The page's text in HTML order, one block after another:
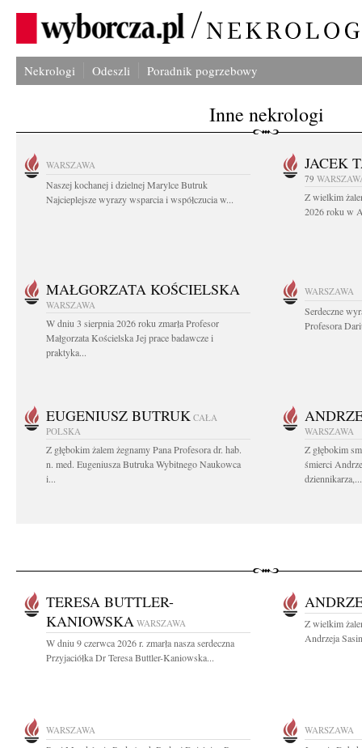
Nekrologi Odeszli Poradnik pogrzebowy
Inne nekrologi
WARSZAWA
Naszej kochanej i dzielnej Marylce Butruk
Najcieplejsze wyrazy wsparcia i współczucia w...
JACEK
79
Z wielkim
2026 roku w
MAŁGORZATA KOŚCIELSKA
WARSZAWA
W dniu 3 sierpnia 2026 roku zmarła Profesor
Małgorzata Kościelska Jej prace badawcze i
praktyka...
WARSZAWA
Serdeczne
Profesora
EUGENIUSZ BUTRUK CAŁA
POLSKA
Z głębokim żalem żegnamy Pana Profesora dr. hab.
n. med. Eugeniusza Butruka Wybitnego Naukowca
i...
WARSZAWA
Z głębokim
śmierci
dziennikarza,...
TERESA BUTTLER-
KANIOWSKA WARSZAWA
W dniu 9 czerwca 2026 r. zmarła nasza serdeczna
Przyjaciółka Dr Teresa Buttler-Kaniowska...
Z wielkim
Andrzeja
WARSZAWA WARSZAWA